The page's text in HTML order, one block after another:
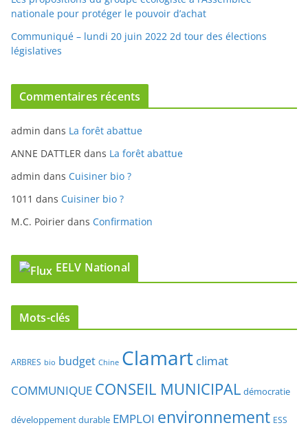
Après 3 ans de mandat, le temps du bilan est venu !
Les propositions du groupe écologiste à l’Assemblée
nationale pour protéger le pouvoir d’achat
législatives
Commentaires récents
admin dansLa forêt abattue
ANNE DATTLERdans La forêt abattue
admindansCuisiner bio ?
1011 dansCuisiner bio ?
M.C. PoirierdansConfirmation
ARBRES bio budget Chine Clamart climat
COMMUNIQUECONSEIL MUNICIPAL démocratie